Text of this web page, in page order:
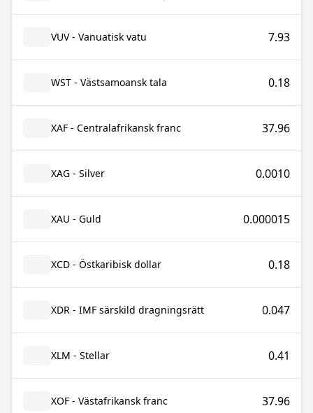
VUV - Vanuatisk vatu 7.93
WST - Västsamoansk tala 0.18
XAF - Centralafrikansk franc 37.96
XAG - Silver 0.0010
XAU - Guld 0.000015
XCD - Östkaribisk dollar 0.18
XDR - IMF särskild dragningsrätt 0.047
XLM - Stellar 0.41
XOF - Västafrikansk franc 37.96